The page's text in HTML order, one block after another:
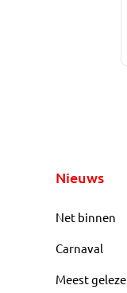
Nieuws
Net binnen
Carnaval
Meest